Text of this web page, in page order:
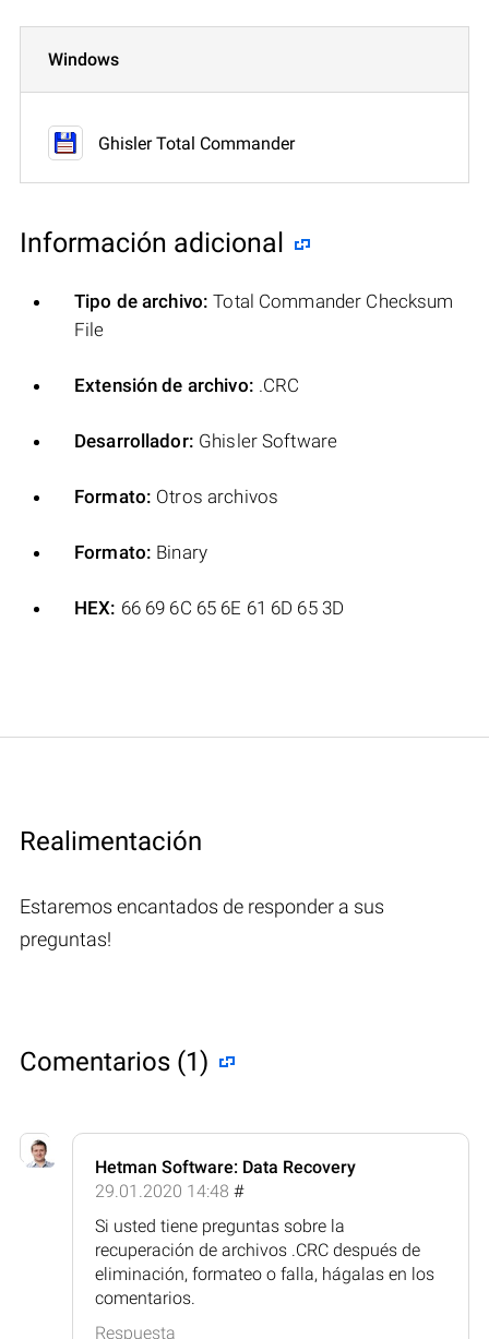
Windows
Ghisler Total Commander
Información adicional
Tipo de archivo: Total Commander Checksum
File
Extensión de archivo: .CRC
Desarrollador: Ghisler Software
Formato: Otros archivos
Formato: Binary
HEX: 66 69 6C 65 6E 61 6D 65 3D
Realimentación
Estaremos encantados de responder a sus
preguntas!
Comentarios (1)
Hetman Software: Data Recovery
29.01.2020 14:48 #
Si usted tiene preguntas sobre la
recuperación de archivos .CRC después de
eliminación, formateo o falla, hágalas en los
comentarios.
Respuesta